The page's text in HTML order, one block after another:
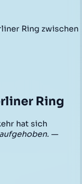
Ring zwischen
Ring
hat sich
—